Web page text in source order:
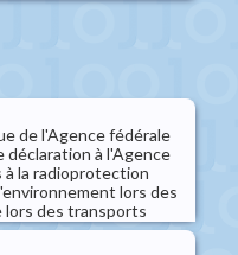
de l'Agence fédérale
déclaration à l'Agence
la radioprotection
lors des
lors des transports